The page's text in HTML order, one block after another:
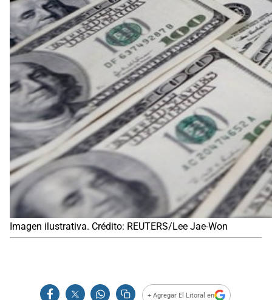
Imagen ilustrativa. Crédito: REUTERS/Lee Jae-Won
+ Agregar El Litoral en